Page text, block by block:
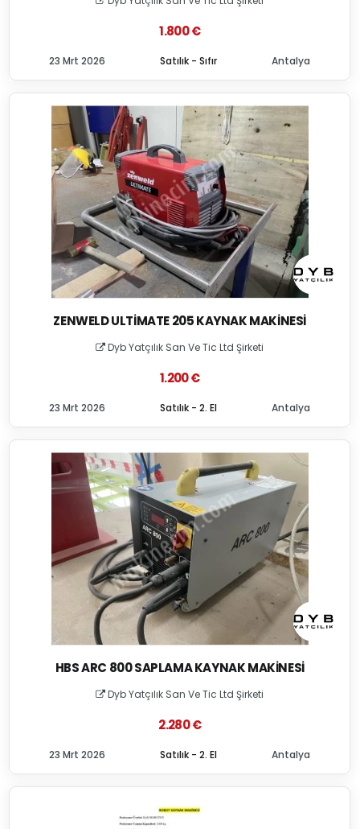
1.800 €
Satılık - Sıfır
23 Mrt 2026 Antalya
ZENWELD ULTIMATE 205 KAYNAK MAKINESI
Dyb Yatçılık San Ve Tic Ltd Şirketi
1.200 €
Satılık - 2. El
23 Mrt 2026 Antalya
HBS ARC 800 SAPLAMA KAYNAK MAKINESI
Dyb Yatçılık San Ve Tic Ltd Şirketi
2.280 €
Satılık - 2. El
23 Mrt 2026 Antalya